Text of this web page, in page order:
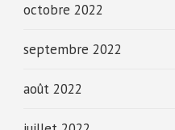
octobre 2022
septembre 2022
août 2022